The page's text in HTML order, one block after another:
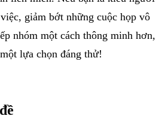
việc, giảm bớt những cuộc họp vô
nhóm một cách thông minh hơn,
một lựa chọn đáng thử!